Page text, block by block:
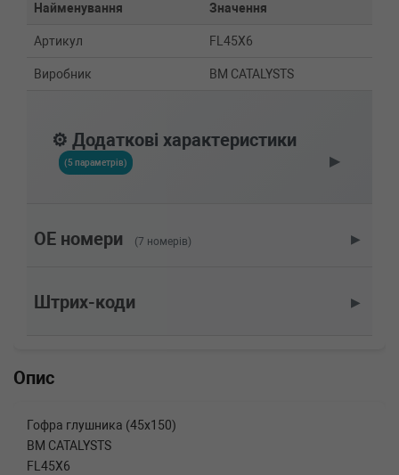
Найменування Значення
Артикул FL45X6
Виробник BM CATALYSTS
⚙️ Додаткові характеристики
(5 параметрів) ▶
OE номери (7 номерів) ▶
Штрих-коди ▶
Опис
Гофра глушника (45x150)
BM CATALYSTS
FL45X6